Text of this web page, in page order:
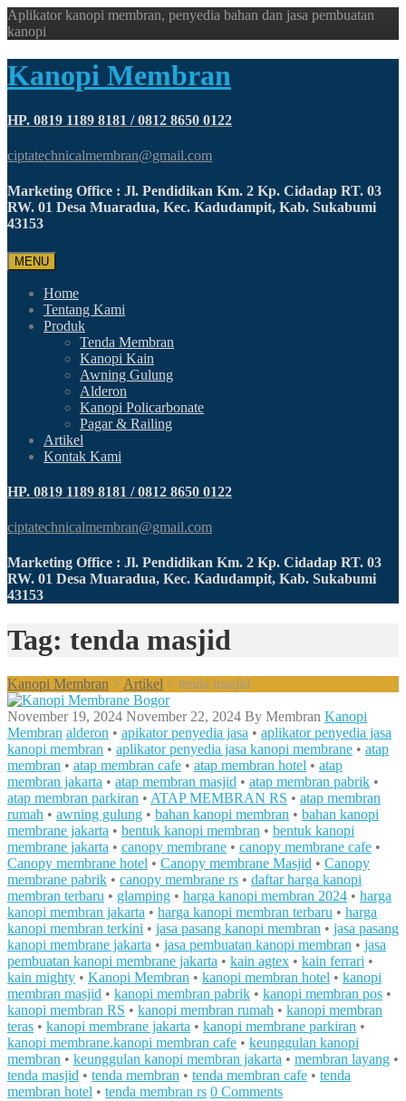
Aplikator kanopi membran, penyedia bahan dan jasa pembuatan
kanopi
Kanopi Membran
HP. 0819 1189 8181 / 0812 8650 0122
ciptatechnicalmembran@gmail.com
Marketing Office : Jl. Pendidikan Km. 2 Kp. Cidadap RT. 03
RW. 01 Desa Muaradua, Kec. Kadudampit, Kab. Sukabumi
43153
MENU
Home
Tentang Kami
Produk
Tenda Membran
Kanopi Kain
Awning Gulung
Alderon
Kanopi Policarbonate
Pagar & Railing
Artikel
Kontak Kami
HP. 0819 1189 8181 / 0812 8650 0122
ciptatechnicalmembran@gmail.com
Marketing Office : Jl. Pendidikan Km. 2 Kp. Cidadap RT. 03
RW. 01 Desa Muaradua, Kec. Kadudampit, Kab. Sukabumi
43153
Tag: tenda masjid
Kanopi Membran > Artikel > tenda masjid
November 19, 2024 November 22, 2024 By Membran Kanopi
Membran alderon • apikator penyedia jasa • aplikator penyedia jasa
kanopi membran • aplikator penyedia jasa kanopi membrane • atap
membran • atap membran cafe • atap membran hotel • atap
membran jakarta • atap membran masjid • atap membran pabrik •
atap membran parkiran • ATAP MEMBRAN RS • atap membran
rumah • awning gulung • bahan kanopi membran • bahan kanopi
membrane jakarta • bentuk kanopi membran • bentuk kanopi
membrane jakarta • canopy membrane • canopy membrane cafe •
Canopy membrane hotel • Canopy membrane Masjid • Canopy
membrane pabrik • canopy membrane rs • daftar harga kanopi
membran terbaru • glamping • harga kanopi membran 2024 • harga
kanopi membran jakarta • harga kanopi membran terbaru • harga
kanopi membran terkini • jasa pasang kanopi membran • jasa pasang
kanopi membrane jakarta • jasa pembuatan kanopi membran • jasa
pembuatan kanopi membrane jakarta • kain agtex • kain ferrari •
kain mighty • Kanopi Membran • kanopi membran hotel • kanopi
membran masjid • kanopi membran pabrik • kanopi membran pos •
kanopi membran RS • kanopi membran rumah • kanopi membran
teras • kanopi membrane jakarta • kanopi membrane parkiran •
kanopi membrane.kanopi membran cafe • keunggulan kanopi
membran • keunggulan kanopi membran jakarta • membran layang •
tenda masjid • tenda membran • tenda membran cafe • tenda
membran hotel • tenda membran rs 0 Comments